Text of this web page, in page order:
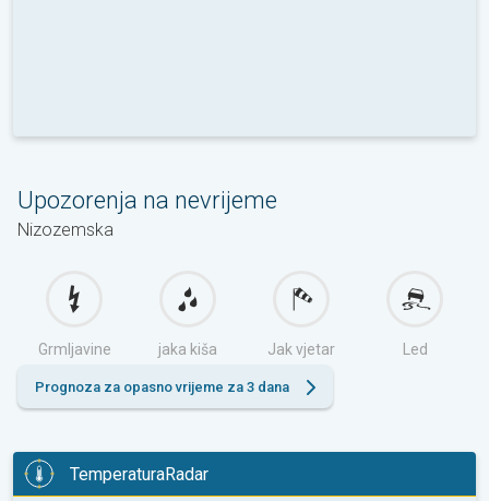
Upozorenja na nevrijeme
Nizozemska
Grmljavine jaka kiša Jak vjetar Led
Prognoza za opasno vrijeme za 3 dana
TemperaturaRadar